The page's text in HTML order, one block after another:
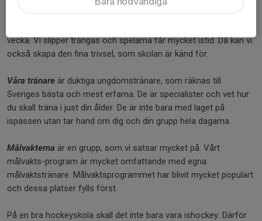
vecka. Vi slipper trängas och spelarna får mycket istid. Då kan vi
också skapa den fina trivsel, som skolan är känd för.
Våra tränare är duktiga ungdomstränare, som räknas till
Sveriges bästa och mest erfarna. De är specialister och vet hur
du skall träna i just din ålder. De är inte bara med laget på
ispassen utan tar hand om dig och din grupp hela dagarna.
Målvakterna är en grupp, som vi satsar mycket på. Vårt
målvakts-program är mycket omfattande med egna
målvaktstränare. Målvaktsprogrammet har blivit mycket populärt
och dessa platser fylls först.
På en bra hockeyskola skall det inte bara vara ishockey. Därför